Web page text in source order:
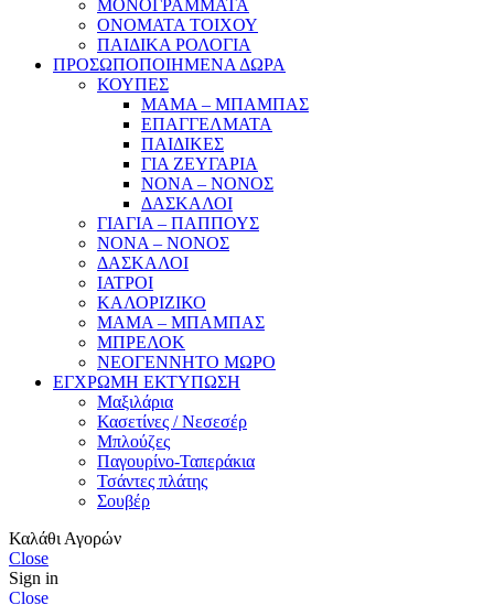
ΜΟΝΟΓΡΑΜΜΑΤΑ
ΟΝΟΜΑΤΑ ΤΟΙΧΟΥ
ΠΑΙΔΙΚΑ ΡΟΛΟΓΙΑ
ΠΡΟΣΩΠΟΠΟΙΗΜΕΝΑ ΔΩΡΑ
ΚΟΥΠΕΣ
ΜΑΜΑ – ΜΠΑΜΠΑΣ
ΕΠΑΓΓΕΛΜΑΤΑ
ΠΑΙΔΙΚΕΣ
ΓΙΑ ΖΕΥΓΑΡΙΑ
ΝΟΝΑ – ΝΟΝΟΣ
ΔΑΣΚΑΛΟΙ
ΓΙΑΓΙΑ – ΠΑΠΠΟΥΣ
ΝΟΝΑ – ΝΟΝΟΣ
ΔΑΣΚΑΛΟΙ
ΙΑΤΡΟΙ
ΚΑΛΟΡΙΖΙΚΟ
ΜΑΜΑ – ΜΠΑΜΠΑΣ
ΜΠΡΕΛΟΚ
ΝΕΟΓΕΝΝΗΤΟ ΜΩΡΟ
ΕΓΧΡΩΜΗ ΕΚΤΥΠΩΣΗ
Μαξιλάρια
Κασετίνες / Νεσεσέρ
Μπλούζες
Παγουρίνο-Ταπεράκια
Τσάντες πλάτης
Σουβέρ
Καλάθι Αγορών
Close
Sign in
Close